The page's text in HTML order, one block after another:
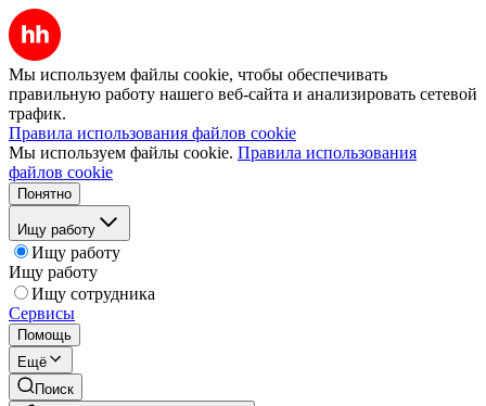
Мы используем файлы cookie, чтобы обеспечивать
правильную работу нашего веб-сайта и анализировать сетевой
трафик.
Правила использования файлов cookie
Мы используем файлы cookie. Правила использования
файлов cookie
Понятно
Ищу работу
Ищу работу
Ищу работу
Ищу сотрудника
Сервисы
Помощь
Ещё
Поиск